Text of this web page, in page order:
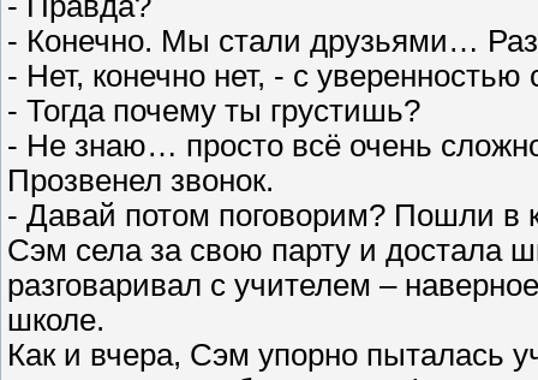
- Конечно. Мы стали друзьями…
- Нет, конечно нет, - с
- Тогда почему ты грустишь?
- Не знаю… просто всё очень
Прозвенел звонок.
- Давай потом поговорим? Пошли в
Сэм села за свою парту и достала
разговаривал с учителем –
школе.
Как и вчера, Сэм упорно пыталась